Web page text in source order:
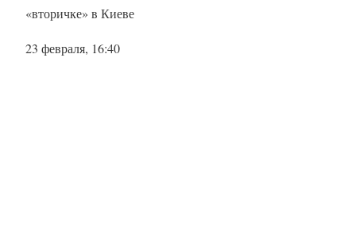
«вторичке» в Киеве
23 февраля, 16:40